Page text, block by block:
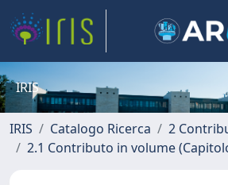
IRIS
IRIS Catalogo Ricerca
2
2.1 Contributo in volume